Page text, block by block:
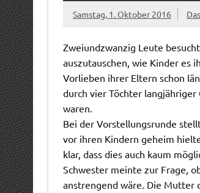
Samstag, 1. Oktober 2016
Zweiundzwanzig Leute
auszutauschen, wie Kinder es
Vorlieben ihrer Eltern schon
durch vier Töchter
waren.
Bei der Vorstellungsrunde
vor ihren Kindern geheim
klar, dass dies auch kaum
Schwester meinte zur Frage,
anstrengend wäre. Die Mutter